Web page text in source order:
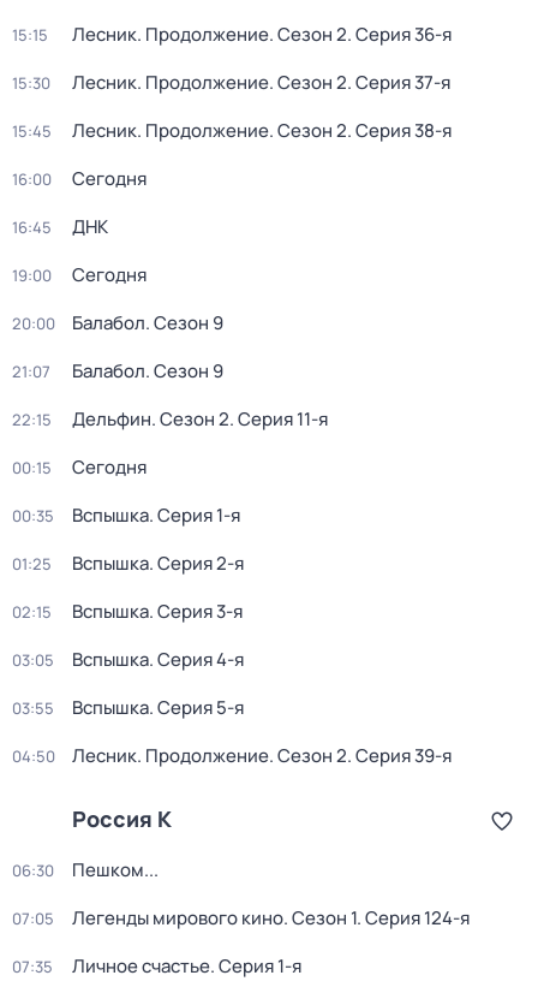
15:15 Лесник. Продолжение. Сезон 2. Серия 36-я
15:30 Лесник. Продолжение. Сезон 2. Серия 37-я
15:45 Лесник. Продолжение. Сезон 2. Серия 38-я
16:00 Сегодня
16:45 ДНК
19:00 Сегодня
20:00 Балабол. Сезон 9
21:07 Балабол. Сезон 9
22:15 Дельфин. Сезон 2. Серия 11-я
00:15 Сегодня
00:35 Вспышка. Серия 1-я
01:25 Вспышка. Серия 2-я
02:15 Вспышка. Серия 3-я
03:05 Вспышка. Серия 4-я
03:55 Вспышка. Серия 5-я
04:50 Лесник. Продолжение. Сезон 2. Серия 39-я
Россия К
06:30 Пешком...
07:05 Легенды мирового кино. Сезон 1. Серия 124-я
07:35 Личное счастье. Серия 1-я